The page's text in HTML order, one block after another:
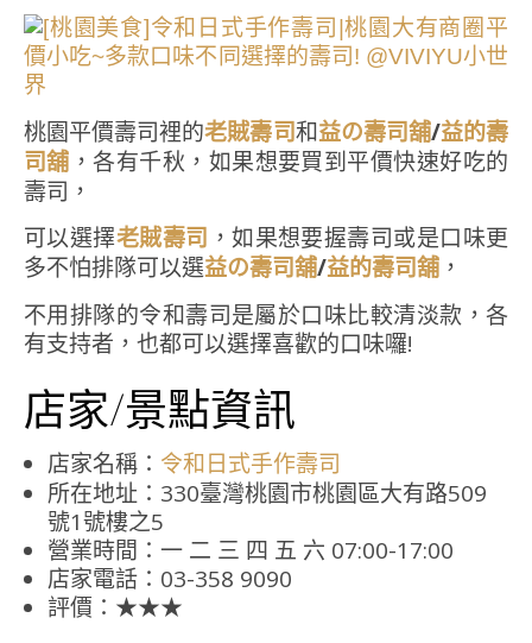
桃園平價壽司裡的老賊壽司 和益の壽司舖/益的壽
司舖 ，各有千秋，如果想要買到平價快速好吃的
壽司，
可以選擇老賊壽司
，如果想要握壽司或是口味更
多不怕排隊可以選益の壽司舖/益的壽司舖 ，
不用排隊的令和壽司是屬於口味比較清淡款，各
有支持者，也都可以選擇喜歡的口味囉!
店家/景點資訊
店家名稱： 令和日式手作壽司
所在地址：330臺灣桃園市桃園區大有路509
號1號樓之5
營業時間：一 二 三 四 五 六 07:00-17:00
店家電話：03-358 9090
評價：★★★